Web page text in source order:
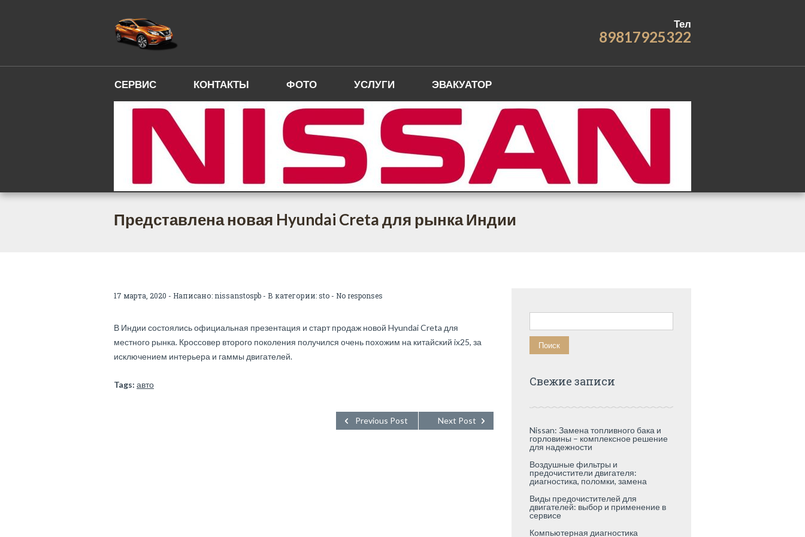
Тел
89817925322
СЕРВИС КОНТАКТЫ ФОТО УСЛУГИ ЭВАКУАТОР
Представлена новая Hyundai Creta для рынка Индии
17 марта, 2020 - Написано: nissanstospb - В категории:sto - No responses
В Индии состоялись официальная презентация и старт продаж новой Hyundai Creta для
местного рынка. Кроссовер второго поколения получился очень похожим на китайский ix25, за
исключением интерьера и гаммы двигателей.
Tags: авто
Next Post
Previous Post
Найти:
Свежие записи
Nissan: Замена топливного бака и
горловины – комплексное решение
для надежности
Воздушные фильтры и
предочистители двигателя:
диагностика, поломки, замена
Виды предочистителей для
двигателей: выбор и применение в
сервисе
Компьютерная диагностика